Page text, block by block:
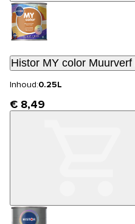
Histor MY color
Inhoud:0.25L
€ 8,49